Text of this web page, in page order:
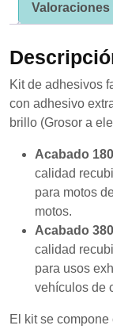
Valoraciones
Kit de adhesivos
con adhesivo
brillo (Grosor a
Acabado
calidad
para motos
motos.
Acabado
calidad
para usos
vehículos de
El kit se
Experiencia
Para que
nuestra web
funcione lo
mejor posible
durante tu
rechaza estas
algunas
funcionalidades
desaparecerán
Marketing
Al compartir tus
comportamiento